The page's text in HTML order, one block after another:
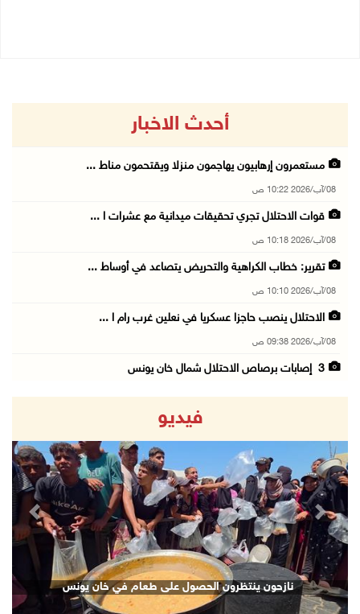
أحدث الاخبار
مستعمرون إرهابيون يهاجمون منزلا ويقتحمون مناط ...
08/آب/2026 10:22 ص
قوات الاحتلال تجري تحقيقات ميدانية مع عشرات ا ...
08/آب/2026 10:18 ص
تقرير: خطاب الكراهية والتحريض يتصاعد في أوساط ...
08/آب/2026 10:10 ص
الاحتلال ينصب حاجزا عسكريا في نعلين غرب رام ا ...
08/آب/2026 09:38 ص
3 إصابات برصاص الاحتلال شمال خان يونس
08/آب/2026 08:23 ص
أبرز عناوين الصحف الفلسطينية
08/آب/2026 08:21 ص
حالة الطقس: ارتفاع طفيف وموجة حر شديدة اعتبار ...
08/آب/2026 07:52 ص
تواصل انتهاكات الاحتلال والمستعمرين: إصابات و ...
08/آب/2026 12:01 ص
فيديو
نازحون ينتظرون الحصول على طعام في خان يونس
Next